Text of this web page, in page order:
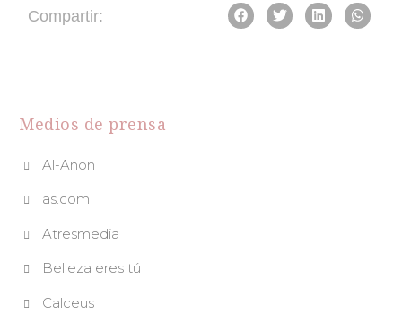
Compartir:
Medios de prensa
Al-Anon
as.com
Atresmedia
Belleza eres tú
Calceus